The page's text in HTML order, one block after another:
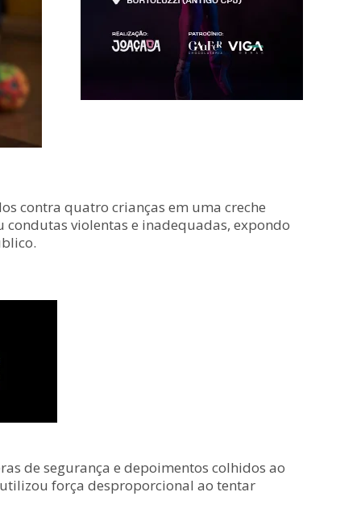
contra quatro crianças em uma creche
violentas e inadequadas, expondo
de segurança e depoimentos colhidos ao
força desproporcional ao tentar